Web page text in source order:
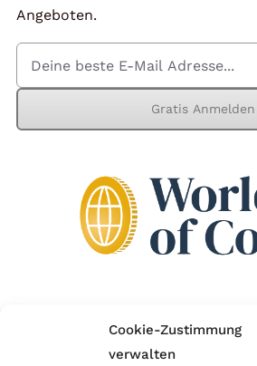
Cookie-Zustimmung
verwalten
Mein Konto
Warenkorb
Angeboten.
Gratis Anmelden
Wir sind Mitglied im Händlerbund!